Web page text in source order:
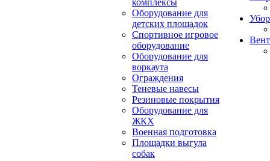
комплексы
Оборудование для
детских площадок
Спортивное игровое
оборудование
Оборудование для
воркаута
Ограждения
Теневые навесы
Резиновые покрытия
Оборудование для
ЖКХ
Военная подготовка
Площадки выгула
собак